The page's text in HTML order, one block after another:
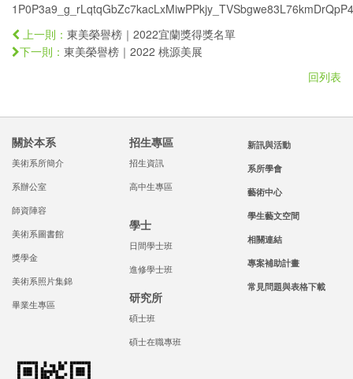
上一則： 東美榮譽榜｜2022宜蘭獎得獎名單
下一則： 東美榮譽榜｜2022 桃源美展
回列表
關於本系
美術系所簡介
系辦公室
師資陣容
美術系圖書館
獎學金
美術系照片集錦
畢業生專區
招生專區
招生資訊
高中生專區
學士
日間學士班
進修學士班
研究所
碩士班
碩士在職專班
新訊與活動
系所學會
藝術中心
學生藝文空間
相關連結
專案補助計畫
常見問題與表格下載